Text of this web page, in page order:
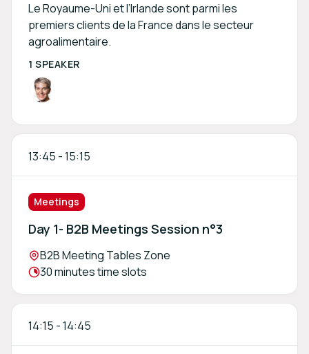
Le Royaume-Uni et l’Irlande sont parmi les
premiers clients de la France dans le secteur
agroalimentaire.
1 SPEAKER
13:45 -15:15
Meetings
Day 1- B2B Meetings Session n°3
Location:
B2B Meeting Tables Zone
Meeting duration:
30 minutes time slots
14:15 -14:45